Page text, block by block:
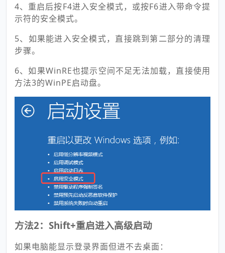
4、重启后按F4进入安全模式，或按F6进入带命令提
示符的安全模式。
5、如果能进入安全模式，直接跳到第二部分的清理
步骤。
6、如果WinRE也提示空间不足无法加载，直接使用
方法3的WinPE启动盘。
方法2：Shift+重启进入高级启动
如果电脑能显示登录界面但进不去桌面：